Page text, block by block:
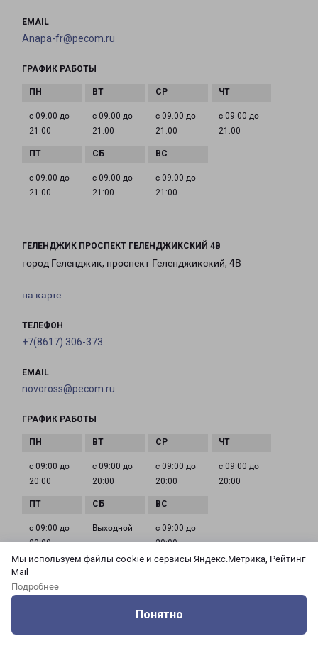
Мы используем файлы cookie и сервисы Яндекс.Метрика, Рейтинг
Mail
Подробнее
Понятно
EMAIL
Anapa-fr@pecom.ru
ГРАФИК РАБОТЫ
с 09:00 до
21:00
с 09:00 до
21:00
с 09:00 до
21:00
с 09:00 до
21:00
с 09:00 до
21:00
с 09:00 до
21:00
с 09:00 до
21:00
ГЕЛЕНДЖИК ПРОСПЕКТ ГЕЛЕНДЖИКСКИЙ 4В
город Геленджик, проспект Геленджикский, 4В
на карте
ТЕЛЕФОН
+7(8617) 306-373
EMAIL
novoross@pecom.ru
ГРАФИК РАБОТЫ
с 09:00 до
20:00
с 09:00 до
20:00
с 09:00 до
20:00
с 09:00 до
20:00
с 09:00 до
20:00
Выходной
с 09:00 до
20:00
КРАСНОДАР ВОСТОК
Россия, Краснодар, улица Новороссийская, 216/2